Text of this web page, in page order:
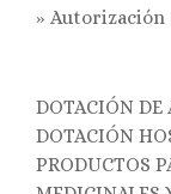
» Autorización
DOTACIÓN DE
DOTACIÓN
PRODUCTOS